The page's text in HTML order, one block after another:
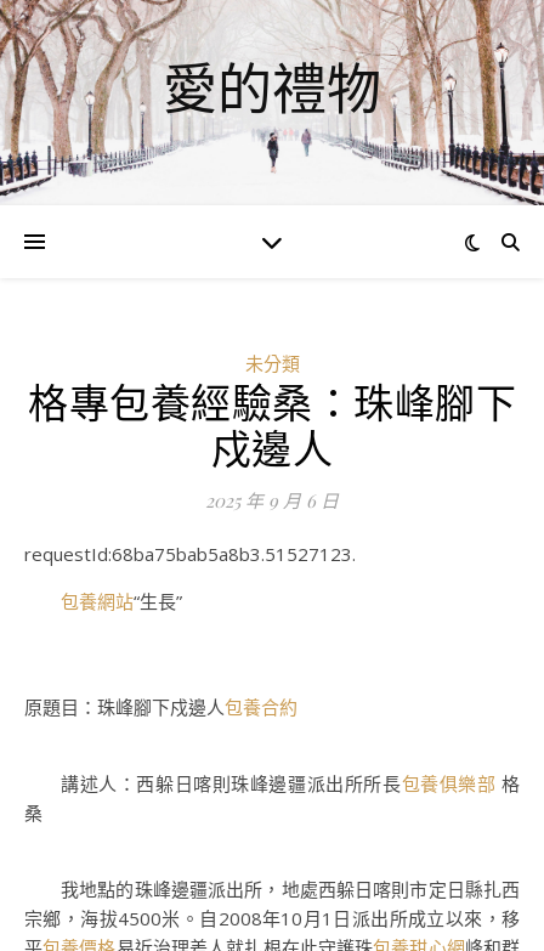
愛的禮物
未分類
格專包養經驗桑：珠峰腳下
戍邊人
2025 年 9 月 6 日
requestId:68ba75bab5a8b3.51527123.
包養網站“生長”
原題目：珠峰腳下戍邊人包養合約
講述人：西躲日喀則珠峰邊疆派出所所長包養俱樂部 格
桑
我地點的珠峰邊疆派出所，地處西躲日喀則市定日縣扎西
宗鄉，海拔4500米。自2008年10月1日派出所成立以來，移